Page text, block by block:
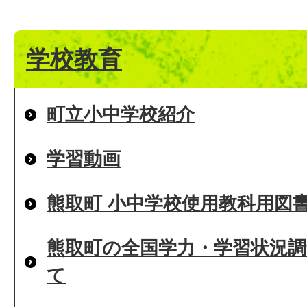
学校教育
町立小中学校紹介
学習動画
熊取町 小中学校使用教科用図
熊取町の全国学力・学習状況
て